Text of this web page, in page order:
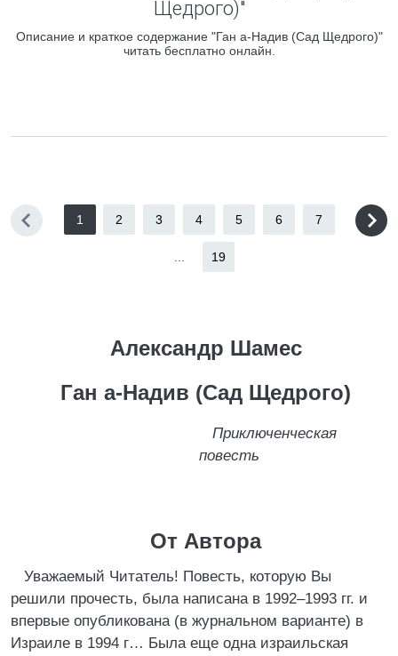
Щедрого)"
Описание и краткое содержание "Ган а-Надив (Сад Щедрого)"
читать бесплатно онлайн.
1 2 3 4 5 6 7
19
Александр Шамес
Ган а-Надив (Сад Щедрого)
Приключенческая
повесть
От Автора
Уважаемый Читатель! Повесть, которую Вы
решили прочесть, была написана в 1992–1993 гг. и
впервые опубликована (в журнальном варианте) в
Израиле в 1994 г… Была еще одна израильская